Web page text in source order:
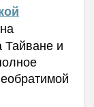
Тайване и